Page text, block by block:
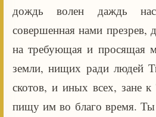
дождь волен даждь
совершенная нами презрев,
на требующая и просящая
земли, нищих ради людей
скотов, и иных всех, зане
пищу им во благо время.